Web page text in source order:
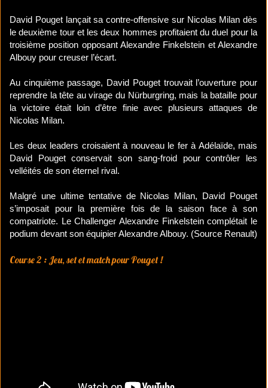
David Pouget lançait sa contre-offensive sur Nicolas Milan dès
le deuxième tour et les deux hommes profitaient du duel pour la
troisième position opposant Alexandre Finkelstein et Alexandre
Albouy pour creuser l’écart.
Au cinquième passage, David Pouget trouvait l’ouverture pour
reprendre la tête au virage du Nürburgring, mais la bataille pour
la victoire était loin d’être finie avec plusieurs attaques de
Nicolas Milan.
Les deux leaders croisaient à nouveau le fer à Adélaïde, mais
David Pouget conservait son sang-froid pour contrôler les
velléités de son éternel rival.
Malgré une ultime tentative de Nicolas Milan, David Pouget
s’imposait pour la première fois de la saison face à son
compatriote. Le Challenger Alexandre Finkelstein complétait le
podium devant son équipier Alexandre Albouy. (Source Renault)
Course 2 : Jeu, set et match pour Pouget !